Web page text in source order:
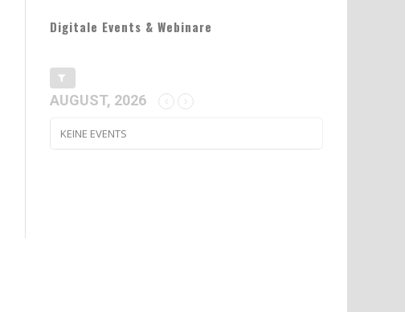
Digitale Events & Webinare
AUGUST, 2026
KEINE EVENTS